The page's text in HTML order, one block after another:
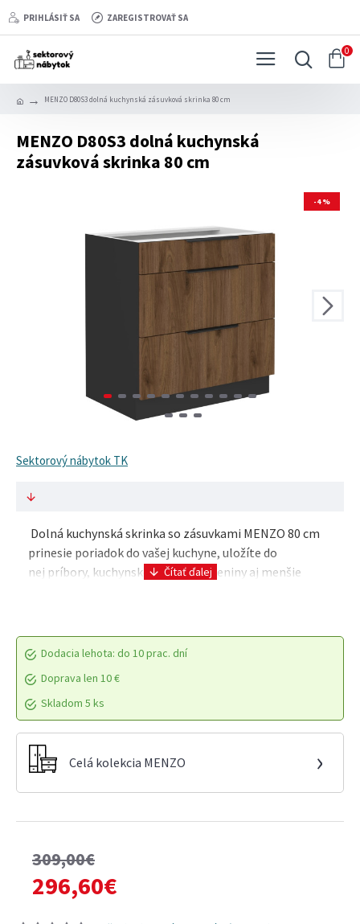
PRIHLÁSIŤ SA ZAREGISTROVAŤ SA
0
MENZO D80S3 dolná kuchynská zásuvková skrinka 80 cm
MENZO D80S3 dolná kuchynská
zásuvková skrinka 80 cm
-4 %
Sektorový nábytok TK
Dolná kuchynská skrinka so zásuvkami MENZO 80 cm
prinesie poriadok do vašej kuchyne, uložíte do
nej príbory, kuchynské náradie, koreniny aj menšie
Dodacia lehota: do 10 prac. dní
Doprava len 10 €
Skladom 5 ks
Celá kolekcia MENZO ›
309,00€
296,60€